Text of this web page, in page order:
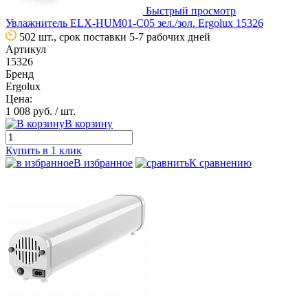
Быстрый просмотр
Увлажнитель ELX-HUM01-C05 зел./зол. Ergolux 15326
502 шт., срок поставки 5-7 рабочих дней
Артикул
15326
Бренд
Ergolux
Цена:
1 008 руб. / шт.
В корзину
Купить в 1 клик
В избранное
К сравнению